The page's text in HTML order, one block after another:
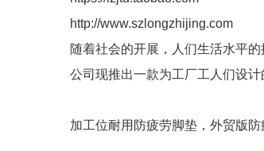
http://www.szlongzhijing.com
随着社会的开展，人们生活水平
公司现推出一款为工厂工人们设
加工位耐用防疲劳脚垫，外贸版